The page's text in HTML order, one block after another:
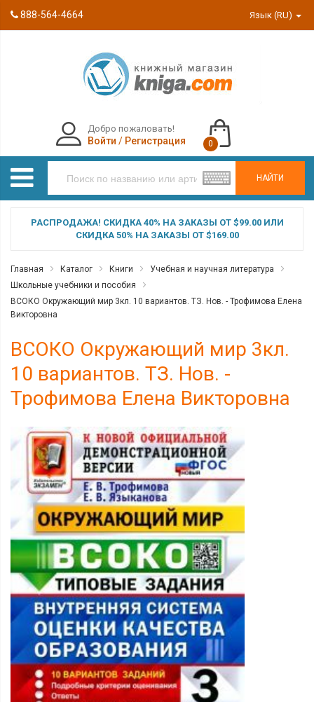
888-564-4664 Язык (RU)
НАЙТИ
Добро пожаловать!
Войти / Регистрация 0
РАСПРОДАЖА! СКИДКА 40% НА ЗАКАЗЫ ОТ $99.00 ИЛИ
СКИДКА 50% НА ЗАКАЗЫ ОТ $169.00
Главная Каталог Книги
Учебная и научная литература
Школьные учебники и пособия
ВСОКО Окружающий мир 3кл. 10 вариантов. ТЗ. Нов. - Трофимова Елена
Викторовна
ВСОКО Окружающий мир 3кл.
10 вариантов. ТЗ. Нов. -
Трофимова Елена Викторовна